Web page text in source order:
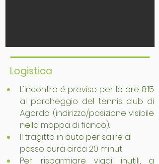
Logistica
L'incontro é previso per le ore 8:15
al parcheggio del tennis club di
Agordo (indirizzo/posizione visibile
nella mappa di fianco).
Il tragitto in auto per salire al
passo dura circa 20 minuti.
Per risparmiare viggi inutili, a